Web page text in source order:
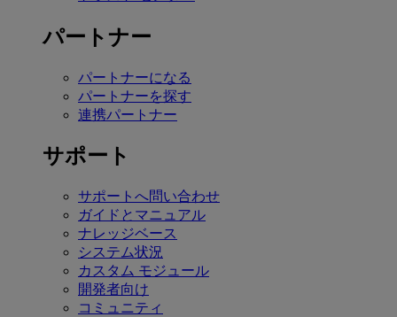
パートナー
パートナーになる
パートナーを探す
連携パートナー
サポート
サポートへ問い合わせ
ガイドとマニュアル
ナレッジベース
システム状況
カスタム モジュール
開発者向け
コミュニティ